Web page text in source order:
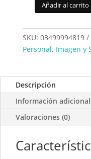
Micro
Icon
Singerparty
Añadir al carrito
SKU: 03499994819
Personal, Imagen y
Descripción
Información adicional
Valoraciones (0)